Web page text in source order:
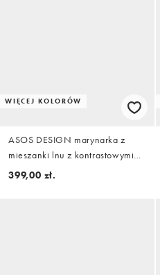
WIĘCEJ KOLORÓW
ASOS DESIGN marynarka z
mieszanki lnu z kontrastowymi
klapami w kolorze kremowym,
399,00 zł.